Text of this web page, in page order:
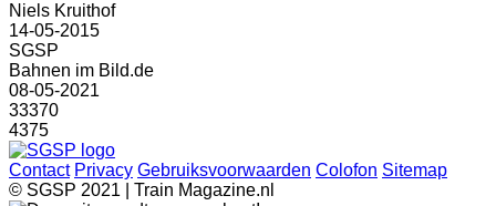
Niels Kruithof
14-05-2015
SGSP
Bahnen im Bild.de
08-05-2021
33370
4375
Contact Privacy Gebruiksvoorwaarden Colofon Sitemap
© SGSP 2021 | Train Magazine.nl